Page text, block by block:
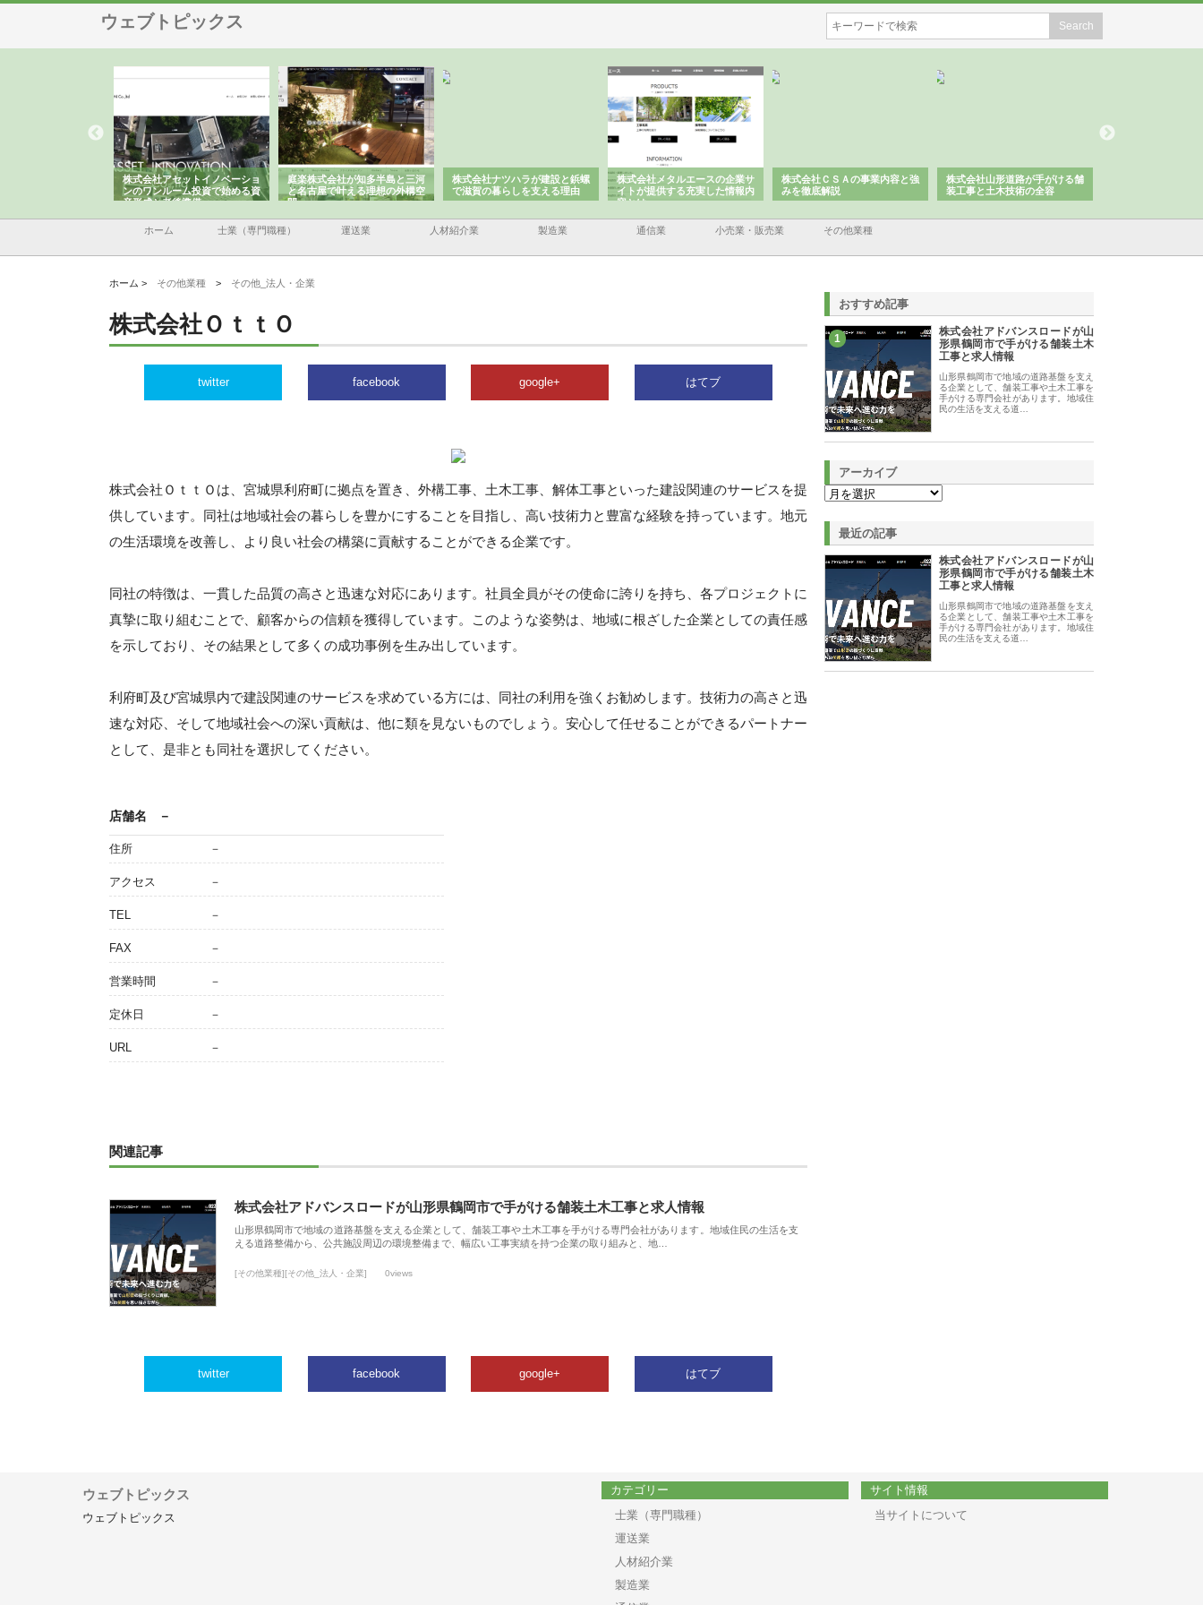
ウェブトピックス
庭楽株式会社が知多半島と三河
と名古屋で叶える理想の外構空
間
株式会社ナツハラが建設と鋲螺
で滋賀の暮らしを支える理由
株式会社メタルエースの企業サ
イトが提供する充実した情報内
容とは
株式会社ＣＳＡの事業内容と強
みを徹底解説
株式会社山形道路が手がける舗
装工事と土木技術の全容
ホクシン設備株式会社が手がけ
る給排水空調消火設備工事の実
績と強み
ホーム 士業（専門職種） 運送業 人材紹介業 製造業 通信業 小売業・販売業 その他業種
ホーム > その他業種 > その他_法人・企業
株式会社ＯｔｔＯ
twitter facebook google+ はてブ
株式会社ＯｔｔＯは、宮城県利府町に拠点を置き、外構工事、土木工事、解体工事といった建設関連のサービスを提
供しています。同社は地域社会の暮らしを豊かにすることを目指し、高い技術力と豊富な経験を持っています。地元
の生活環境を改善し、より良い社会の構築に貢献することができる企業です。
同社の特徴は、一貫した品質の高さと迅速な対応にあります。社員全員がその使命に誇りを持ち、各プロジェクトに
真摯に取り組むことで、顧客からの信頼を獲得しています。このような姿勢は、地域に根ざした企業としての責任感
を示しており、その結果として多くの成功事例を生み出しています。
利府町及び宮城県内で建設関連のサービスを求めている方には、同社の利用を強くお勧めします。技術力の高さと迅
速な対応、そして地域社会への深い貢献は、他に類を見ないものでしょう。安心して任せることができるパートナー
として、是非とも同社を選択してください。
店舗名 －
住所 －
アクセス －
TEL －
FAX －
営業時間 －
定休日 －
URL －
関連記事
株式会社アドバンスロードが山形県鶴岡市で手がける舗装土木工事と求人情報
山形県鶴岡市で地域の道路基盤を支える企業として、舗装工事や土木工事を手がける専門会社があります。地域住民の生活を支
える道路整備から、公共施設周辺の環境整備まで、幅広い工事実績を持つ企業の取り組みと、地…
[その他業種][その他_法人・企業] 0views
twitter facebook google+ はてブ
おすすめ記事
1
株式会社アドバンスロードが山
形県鶴岡市で手がける舗装土木
工事と求人情報
山形県鶴岡市で地域の道路基盤を支え
る企業として、舗装工事や土木工事を
手がける専門会社があります。地域住
民の生活を支える道…
アーカイブ
最近の記事
株式会社アドバンスロードが山
形県鶴岡市で手がける舗装土木
工事と求人情報
山形県鶴岡市で地域の道路基盤を支え
る企業として、舗装工事や土木工事を
手がける専門会社があります。地域住
民の生活を支える道…
ウェブトピックス
ウェブトピックス
カテゴリー
士業（専門職種）
運送業
人材紹介業
製造業
サイト情報
当サイトについて